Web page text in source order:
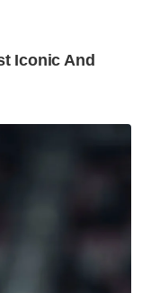
RM160
penumpuan
tiadanya
tidak
dan
tidak